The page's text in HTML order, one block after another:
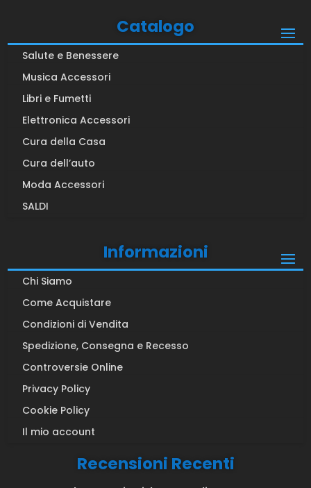
Catalogo
Salute e Benessere
Musica Accessori
Libri e Fumetti
Elettronica Accessori
Cura della Casa
Cura dell’auto
Moda Accessori
SALDI
Informazioni
Chi Siamo
Come Acquistare
Condizioni di Vendita
Spedizione, Consegna e Recesso
Controversie Online
Privacy Policy
Cookie Policy
Il mio account
Recensioni Recenti